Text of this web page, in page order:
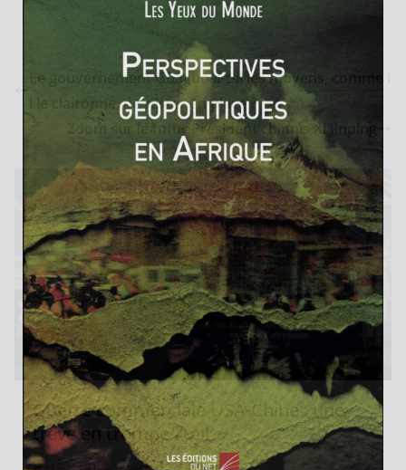
Le gouvernement Gbagbo a-t-il les moyens, comme i
l le claironne, de rester en place ?
Zoom sur le futur Président chinois Xi Jinping
Guerre commerciale USA-Chine : une
trêve en trompe-l’œil